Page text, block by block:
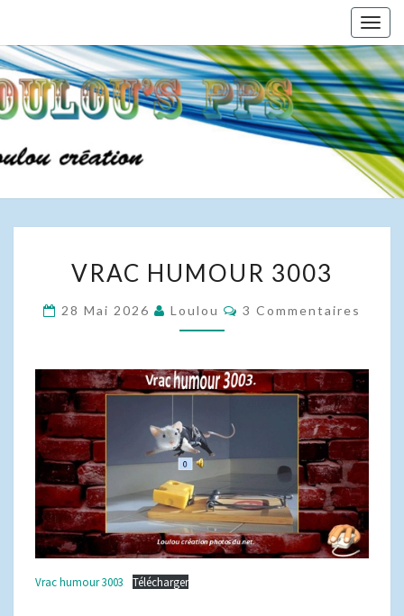
content
HUMOUR
VRAC HUMOUR 3003
28 Mai 2026 Loulou Commentaires
3 Commentaires
Vrac humour 3003 Télécharger